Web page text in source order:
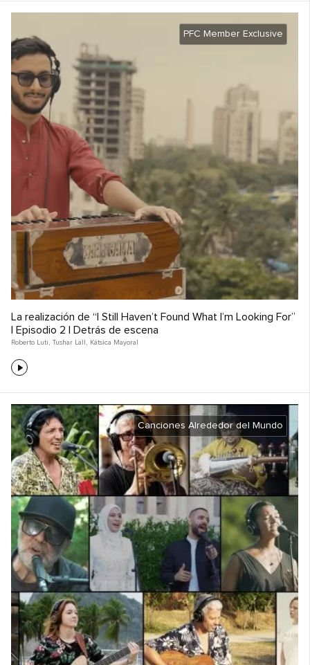
PFC Member Exclusive
La realización de “I Still Haven’t Found What I’m Looking For”
| Episodio 2 | Detrás de escena
Roberto Luti , Tushar Lall , Kátsica Mayoral
Canciones Alrededor del Mundo